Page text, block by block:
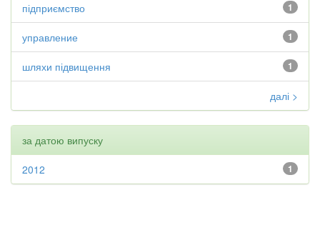
1
підприємство
1
управление
1
шляхи підвищення
далі >
за датою випуску
1
2012